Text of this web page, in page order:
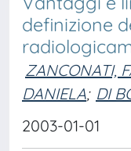
definizione
ZANCONATI,
DANIELA; DI
2003-01-01